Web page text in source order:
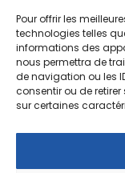
Pour offrir les
technologies telles
informations des
nous permettra de
de navigation ou les
consentir ou de
sur certaines
Nouvelles
inspirations :
actualités.